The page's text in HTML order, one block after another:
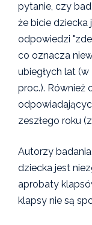
pytanie, czy
że bicie dziecka
odpowiedzi
co oznacza
ubiegłych lat (w
proc.). Również
zeszłego roku
Autorzy
dziecka jest
aprobaty
klapsy nie są